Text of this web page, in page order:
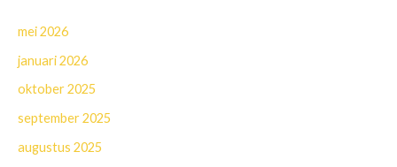
mei 2026
januari 2026
oktober 2025
september 2025
augustus 2025